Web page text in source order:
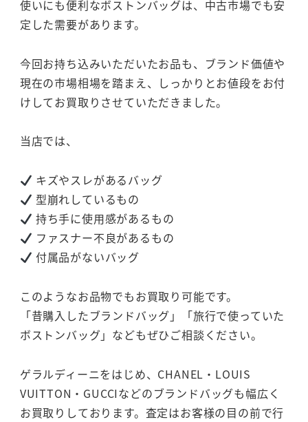
使いにも便利なボストンバッグは、中古市場でも安
定した需要があります。
今回お持ち込みいただいたお品も、ブランド価値や
現在の市場相場を踏まえ、しっかりとお値段をお付
けしてお買取りさせていただきました。
当店では、
キズやスレがあるバッグ
型崩れしているもの
持ち手に使用感があるもの
ファスナー不良があるもの
付属品がないバッグ
このようなお品物でもお買取り可能です。
「昔購入したブランドバッグ」「旅行で使っていた
ボストンバッグ」などもぜひご相談ください。
ゲラルディーニをはじめ、CHANEL・LOUIS
VUITTON・GUCCIなどのブランドバッグも幅広く
お買取りしております。査定はお客様の目の前で行